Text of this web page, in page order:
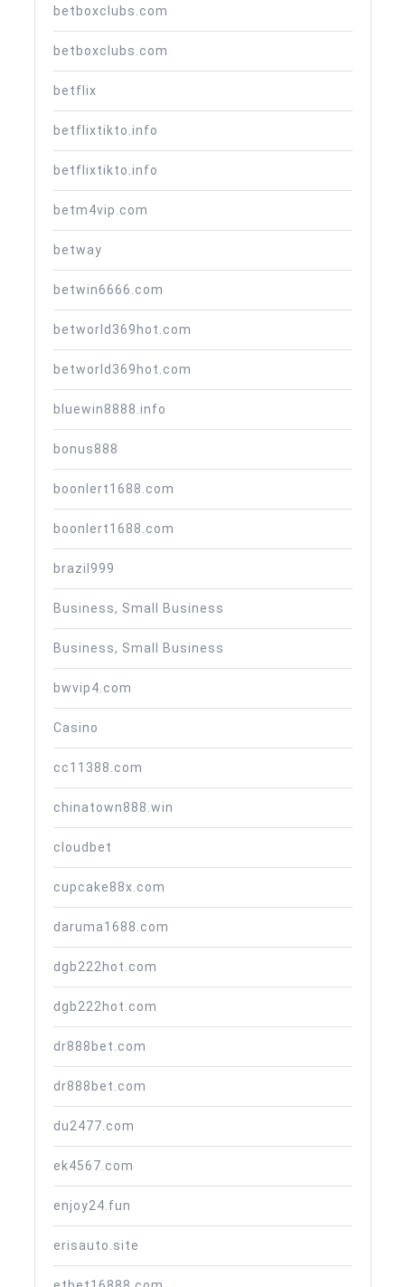
betboxclubs.com
betboxclubs.com
betflix
betflixtikto.info
betflixtikto.info
betm4vip.com
betway
betwin6666.com
betworld369hot.com
betworld369hot.com
bluewin8888.info
bonus888
boonlert1688.com
boonlert1688.com
brazil999
Business, Small Business
Business, Small Business
bwvip4.com
Casino
cc11388.com
chinatown888.win
cloudbet
cupcake88x.com
daruma1688.com
dgb222hot.com
dgb222hot.com
dr888bet.com
dr888bet.com
du2477.com
ek4567.com
enjoy24.fun
erisauto.site